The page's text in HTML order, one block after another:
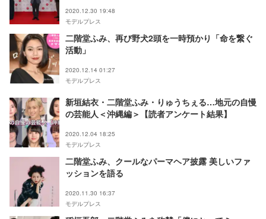
2020.12.30 19:48
モデルプレス
二階堂ふみ、再び野犬2頭を一時預かり「命を繋ぐ
活動」
2020.12.14 01:27
モデルプレス
新垣結衣・二階堂ふみ・りゅうちぇる…地元の自慢
の芸能人＜沖縄編＞【読者アンケート結果】
2020.12.04 18:25
モデルプレス
二階堂ふみ、クールなパーマヘア披露 美しいファ
ッションを語る
2020.11.30 16:37
モデルプレス